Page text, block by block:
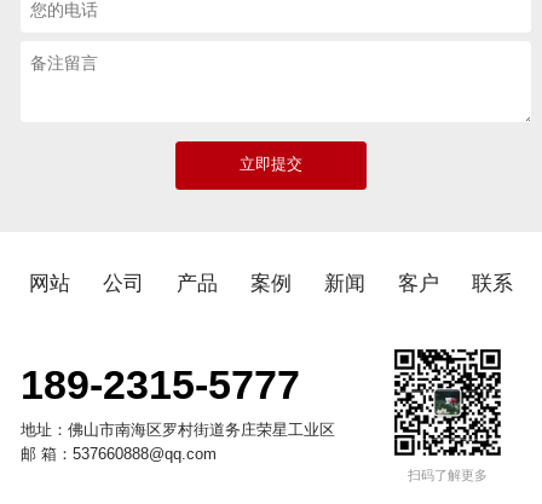
网站 公司 产品 案例 新闻 客户 联系
189-2315-5777
地址：佛山市南海区罗村街道务庄荣星工业区
邮 箱：537660888@qq.com
扫码了解更多